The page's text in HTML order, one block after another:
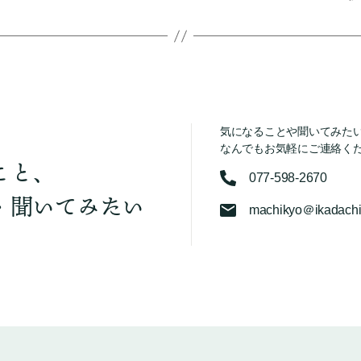
、
聞いてみたい
気になることや聞いてみた
なんでもお気軽にご連絡く
077-598-2670
machikyo＠